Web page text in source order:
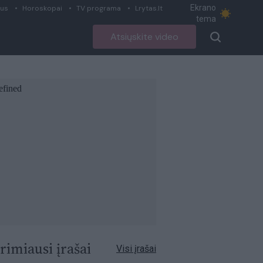
Horoskopai TV programa Lrytas.lt
Ekrano
tema
Atsiųskite video
įrašai Visi įrašai